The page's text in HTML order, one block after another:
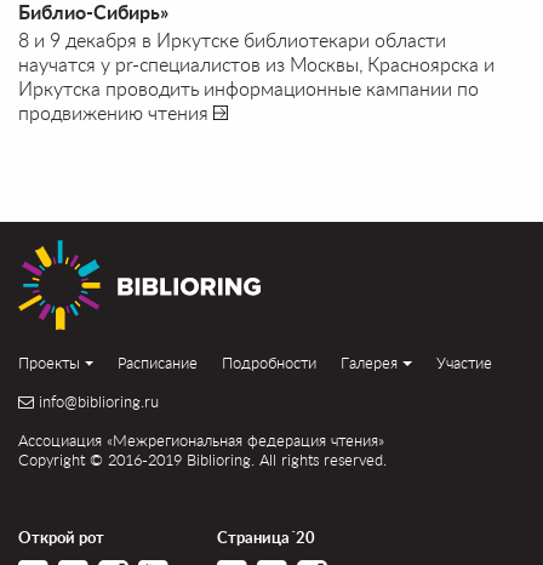
Библио-Сибирь»
8 и 9 декабря в Иркутске библиотекари области
научатся у pr-специалистов из Москвы, Красноярска и
Иркутска проводить информационные кампании по
продвижению чтения
Проекты Расписание Подробности Галерея
Участие
info@biblioring.ru
Ассоциация «Межрегиональная федерация чтения»
Copyright © 2016-2019 Biblioring. All rights reserved.
Открой рот Страница´20